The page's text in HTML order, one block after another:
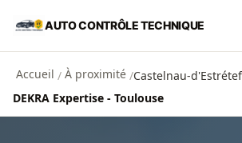
Aller au contenu principal
AUTO CONTRÔLE TECHNIQUE
Accueil / À proximité /Castelnau-
DEKRA Expertise - Toulouse